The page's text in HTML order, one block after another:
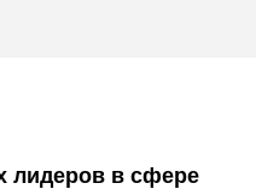
лидеров в сфере